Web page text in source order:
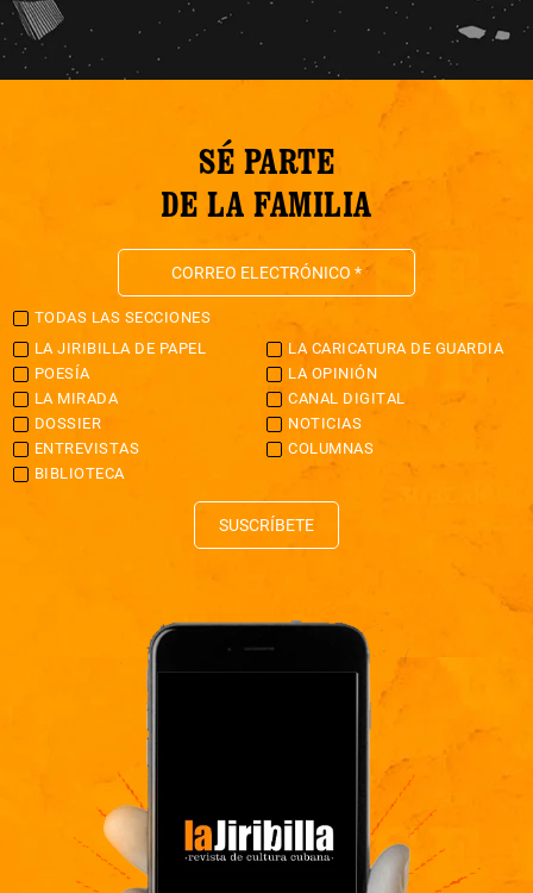
SÉ PARTE
DE LA FAMILIA
TODAS LAS SECCIONES
LA JIRIBILLA DE PAPEL
LA CARICATURA DE GUARDIA
POESÍA
LA OPINIÓN
LA MIRADA
CANAL DIGITAL
DOSSIER
NOTICIAS
ENTREVISTAS
COLUMNAS
BIBLIOTECA
SUSCRÍBETE